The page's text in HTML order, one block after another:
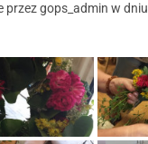
przezgops_admin w dniu